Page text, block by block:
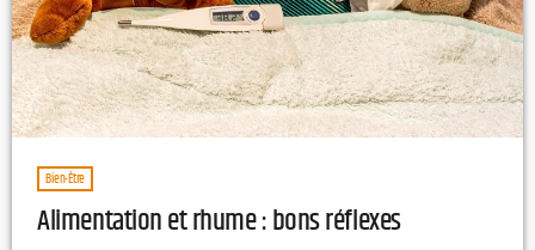
Bien-Être
Alimentation et rhume : bons réflexes